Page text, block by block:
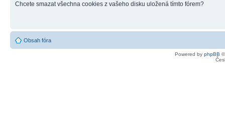
Chcete smazat všechna cookies z vašeho disku uložená tímto fórem?
Obsah fóra
Powered by phpBB